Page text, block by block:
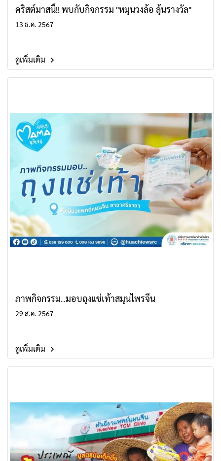
คริสต์มาสนี้!! พบกับกิจกรรม "หมุนวงล้อ ลุ้นรางวัล"
13 ธ.ค. 2567
ดูเพิ่มเติม
ภาพกิจกรรม..มอบถุงแช่เท้าสมุนไพรจีน
29 ส.ค. 2567
ดูเพิ่มเติม